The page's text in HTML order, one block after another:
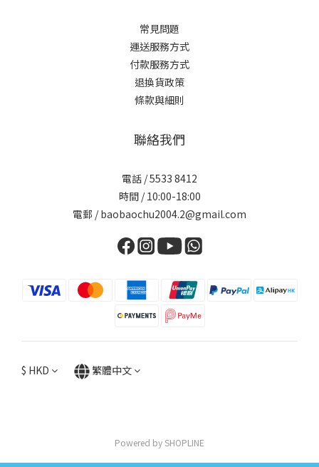
常見問題
運送服務方式
付款服務方式
退換貨政策
條款與細則
聯絡我們
電話 / 5533 8412
時間 / 10:00-18:00
電郵 / baobaochu2004.2@gmail.com
$ HKD 繁體中文
Powered by SHOPLINE